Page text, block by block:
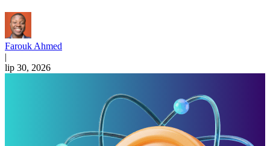
Farouk Ahmed
|
lip 30, 2026